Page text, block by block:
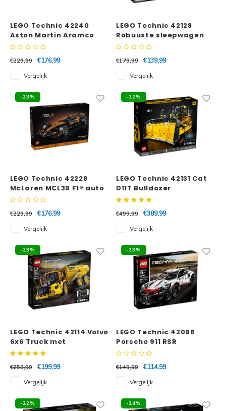
Gabby's Dollhouse
Animal Crossing
DREAMZzz
Sonic the Hedgehog
Creator 3 in 1
Creator Expert
Exclusive
Friends
Harry Potter
Ideas
LEGO Technic 42240
Aston Martin Aramco
AMR25 F1® auto
€229,99
€176,99
Vergelijk
LEGO Technic 42128
Robuuste sleepwagen
€179,99
€139,99
Vergelijk
-23%
LEGO Technic 42228
McLaren MCL39 F1® auto
€229,99
€176,99
Vergelijk
-22%
LEGO Technic 42131 Cat
D11T Bulldozer
€499,99
€389,99
Vergelijk
-23%
LEGO Technic 42114 Volvo
6x6 Truck met
kieptrailer
€259,99
€199,99
Vergelijk
-23%
LEGO Technic 42096
Porsche 911 RSR
€149,99
€114,99
Vergelijk
-22% -24%